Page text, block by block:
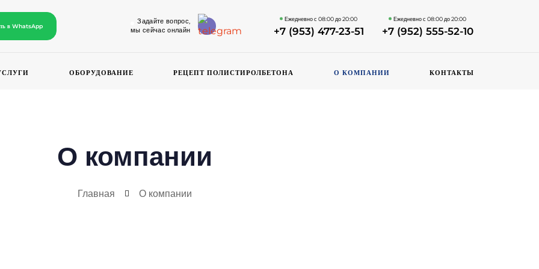
в WhatsApp
Задайте вопрос,
мы сейчас онлайн
Ежедневно с 08:00 до 20:00
+7 (953) 477-23-51
Ежедневно с 08:00 до 20:00
+7 (952) 555-52-10
ОБОРУДОВАНИЕ РЕЦЕПТ ПОЛИСТИРОЛБЕТОНА О КОМПАНИИ КОНТАКТЫ
О компании
Главная О компании